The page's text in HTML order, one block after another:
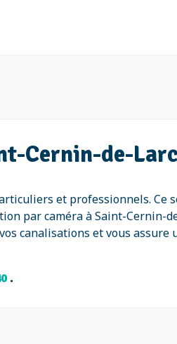
Cernin-de-
et professionnels. Ce
par caméra à Saint-Cernin-
canalisations et vous assure
.